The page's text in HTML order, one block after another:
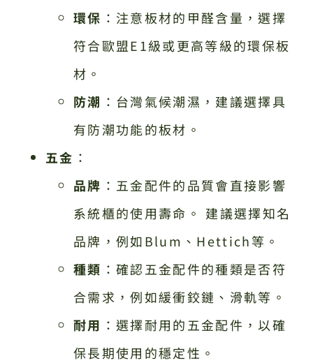
環保 ：注意板材的甲醛含量，選擇
符合歐盟E1級或更高等級的環保板
材。
防潮 ：台灣氣候潮濕，建議選擇具
有防潮功能的板材。
五金 ：
品牌 ：五金配件的品質會直接影響
系統櫃的使用壽命。 建議選擇知名
品牌，例如Blum、Hettich等。
種類 ：確認五金配件的種類是否符
合需求，例如緩衝鉸鏈、滑軌等。
耐用 ：選擇耐用的五金配件，以確
保長期使用的穩定性。